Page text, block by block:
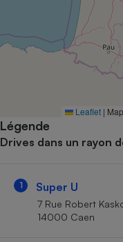
Leaflet |
Légende
Drives dans un rayon
1 Super U
7 Rue Robert
14000 Caen